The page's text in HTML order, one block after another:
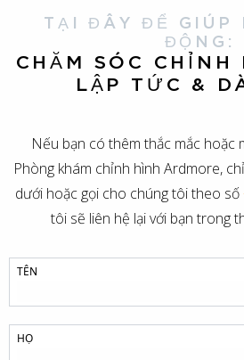
TẠI ĐÂY ĐỂ GIÚP
ĐỘNG:
CHĂM SÓC CHỈNH
LẬP TỨC &
Nếu bạn có thêm thắc mắc hoặc
Phòng khám chỉnh hình Ardmore,
dưới hoặc gọi cho chúng tôi theo số
tôi sẽ liên hệ lại với bạn trong
TÊN
HỌ